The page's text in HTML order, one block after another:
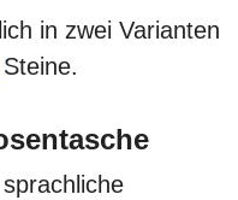
in zwei Varianten